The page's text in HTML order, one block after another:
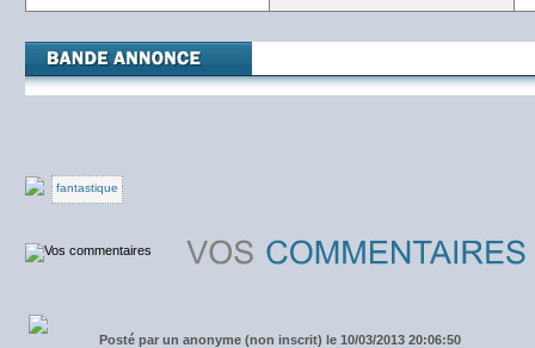
fantastique
Posté par un anonyme (non inscrit) le 10/03/2013 20:06:50